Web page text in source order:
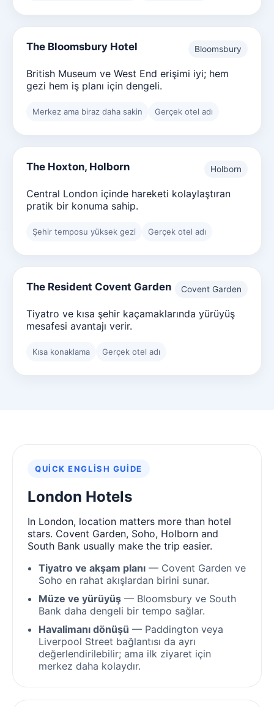
The Bloomsbury Hotel Bloomsbury
British Museum ve West End erişimi iyi; hem
gezi hem iş planı için dengeli.
Merkez ama biraz daha sakin Gerçek otel adı
The Hoxton, Holborn Holborn
Central London içinde hareketi kolaylaştıran
pratik bir konuma sahip.
Şehir temposu yüksek gezi Gerçek otel adı
The Resident Covent Garden Covent Garden
Tiyatro ve kısa şehir kaçamaklarında yürüyüş
mesafesi avantajı verir.
Kısa konaklama Gerçek otel adı
QUICK ENGLISH GUIDE
London Hotels
In London, location matters more than hotel
stars. Covent Garden, Soho, Holborn and
South Bank usually make the trip easier.
Tiyatro ve akşam planı — Covent Garden ve
Soho en rahat akışlardan birini sunar.
Müze ve yürüyüş — Bloomsbury ve South
Bank daha dengeli bir tempo sağlar.
Havalimanı dönüşü — Paddington veya
Liverpool Street bağlantısı da ayrı
değerlendirilebilir; ama ilk ziyaret için
merkez daha kolaydır.